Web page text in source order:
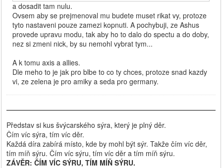
a dosadit tam nulu.
Ovsem aby se prejmenoval mu budete muset rikat vy, protoze
tyto nastaveni pouze zamezi kopnuti. A pochybuji, ze Ashus
provede upravu modu, tak aby ho to dalo do spectu a do doby,
nez si zmeni nick, by su nemohl vybrat tym...
A k tomu axis a allies.
Dle meho to je jak pro blbe to co ty chces, protoze snad kazdy
vi, ze zelena je pro amiky a seda pro germany.
Představ si kus švýcarského sýra, který je plný děr.
Čím víc sýra, tím víc děr.
Každá díra zabírá místo, kde by mohl být sýr. Takže čím víc děr,
tím míň sýru. Čím víc sýru, tím víc děr a tím míň sýru.
ZÁVĚR: ČÍM VÍC SÝRU, TÍM MÍŇ SÝRU.